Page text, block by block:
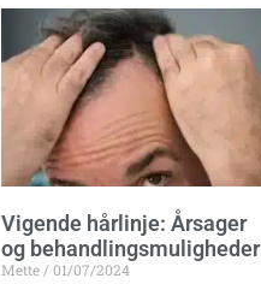
Vigende hårlinje: Årsager
og behandlingsmuligheder
Mette 01/07/2024